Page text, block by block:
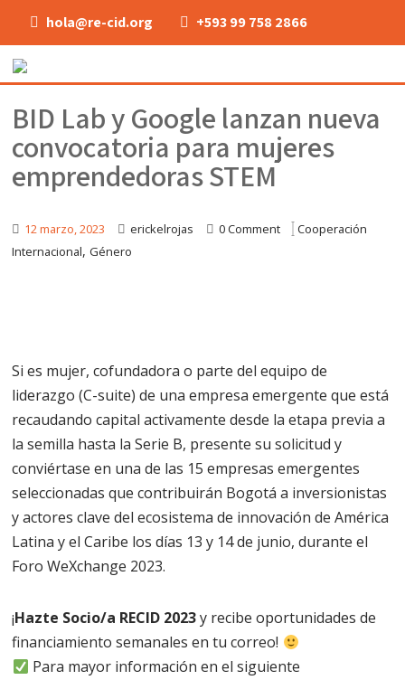
hola@re-cid.org +593 99 758 2866
BID Lab y Google lanzan nueva
convocatoria para mujeres
emprendedoras STEM
12 marzo, 2023 erickelrojas 0 Comment
Cooperación
Internacional,Género
Si es mujer, cofundadora o parte del equipo de
liderazgo (C-suite) de una empresa emergente que está
recaudando capital activamente desde la etapa previa a
la semilla hasta la Serie B, presente su solicitud y
conviértase en una de las 15 empresas emergentes
seleccionadas que contribuirán Bogotá a inversionistas
y actores clave del ecosistema de innovación de América
Latina y elCaribe los días 13 y 14 de junio, durante el
Foro WeXchange 2023.
¡Hazte Socio/a RECID 2023y recibe oportunidades de
financiamiento semanales en tu correo!
Para mayor información en el siguiente